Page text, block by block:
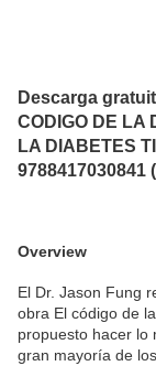
Descarga
CODIGO DE LA
LA DIABETES
9788417030841
Overview
El Dr. Jason Fung
obra El código de
propuesto hacer lo
gran mayoría de